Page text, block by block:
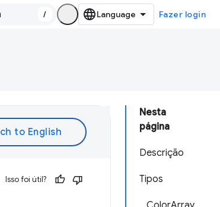
/ Fazer login
Nesta
página
Descrição
Tipos
Isso foi útil?